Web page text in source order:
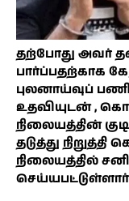
தற்போது அவர்
பார்ப்பதற்காக
புலனாய்வுப்
உதவியுடன் ,
நிலையத்தின்
தடுத்து
நிலையத்தில்